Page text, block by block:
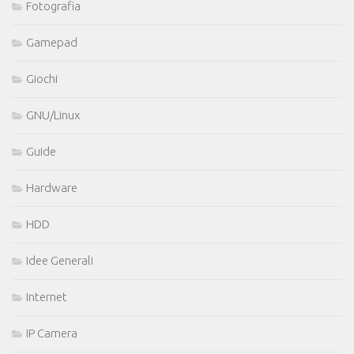
Fotografia
Gamepad
Giochi
GNU/Linux
Guide
Hardware
HDD
Idee Generali
Internet
IP Camera